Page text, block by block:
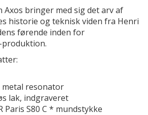
Axos bringer med sig det arv af
historie og teknisk viden fra Henri
førende inden for
resonator
lak, indgraveret
Paris S80 C * mundstykke